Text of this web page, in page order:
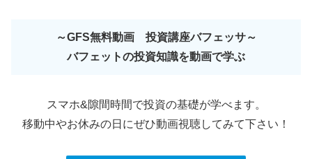
～GFS無料動画 投資講座バフェッサ～
バフェットの投資知識を動画で学ぶ
スマホ&隙間時間で投資の基礎が学べます。
移動中やお休みの日にぜひ動画視聴してみて下さい！